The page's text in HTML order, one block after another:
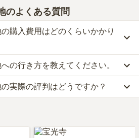
のよくある質問
購入費用はどのくらいかかり
、一般墓が約21.5万円(墓石代別)からお
地がある栃木県の相場は、一般墓が約
。
い、安いものが悪い、という訳ではあ
族が心から納得し、安心してお参りで
の行き方を教えてください。
佐野藤岡インター」から車で約14分で
ージの「地図・交通アクセス」欄をご
実際の評判はどうですか？
コミはまだ投稿されておりません。
です。資料請求や現地見学を通して、
てみることをおすすめします。